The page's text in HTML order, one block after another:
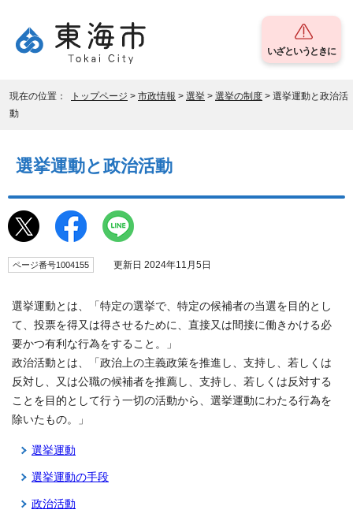
いざというときに
現在の位置： トップページ > 市政情報 > 選挙 > 選挙の制度 > 選挙運動と政治活
動
選挙運動と政治活動
ページ番号1004155 更新日 2024年11月5日
選挙運動とは、「特定の選挙で、特定の候補者の当選を目的とし
て、投票を得又は得させるために、直接又は間接に働きかける必
要かつ有利な行為をすること。」
政治活動とは、「政治上の主義政策を推進し、支持し、若しくは
反対し、又は公職の候補者を推薦し、支持し、若しくは反対する
ことを目的として行う一切の活動から、選挙運動にわたる行為を
除いたもの。」
選挙運動
選挙運動の手段
政治活動